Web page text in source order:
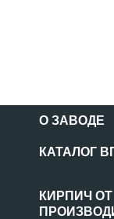
О ЗАВОДЕ
КАТАЛОГ
КИРПИЧ ОТ